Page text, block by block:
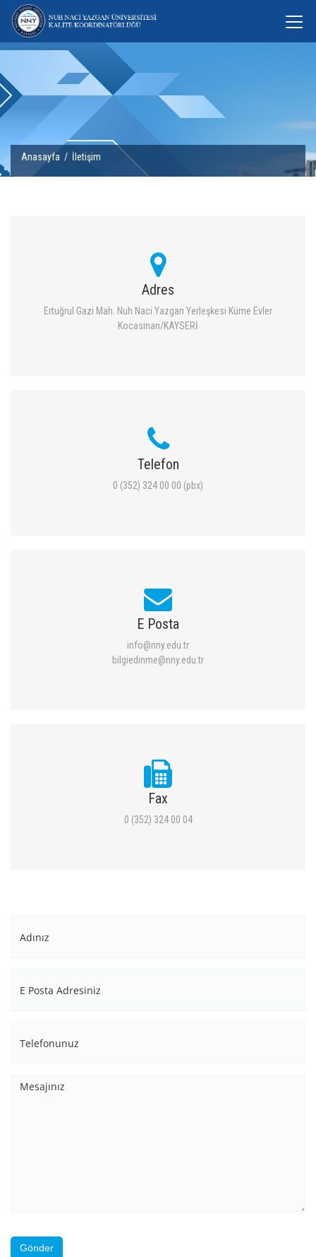
Anasayfa / İletişim
Adres
Ertuğrul Gazi Mah. Nuh Naci Yazgan Yerleşkesi Küme Evler
Kocasinan/KAYSERİ
Telefon
0 (352) 324 00 00 (pbx)
E Posta
info@nny.edu.tr
bilgiedinme@nny.edu.tr
Fax
0 (352) 324 00 04